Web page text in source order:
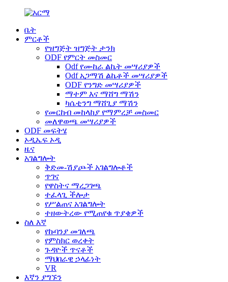
ቤት
ምርቶች
የዝግጅት ዝግጅት ታንክ
ODF የምርት መስመር
Odf የሙከራ ልኬት መሣሪያዎች
Odf አጋማሽ ልኬቶች መሣሪያዎች
ODF የንግድ መሣሪያዎች
ማተም እና ማሸግ ማሽን
ካሴቲንግ ማሸጊያ ማሽን
የመርከብ መከላከያ የማምረቻ መስመር
መለዋወጫ መሣሪያዎች
ODF መፍትሄ
ኦዲኤፍ ኦዲ
ዜና
አገልግሎት
ቅድመ-ሽያጮች አገልግሎቶች
ጥገና
የዋስትና ማረጋገጫ
ተፈላጊ ችሎታ
የሥልጠና አገልግሎት
ተዘውትረው የሚጠየቁ ጥያቄዎች
ስለ እኛ
የኩባንያ መገለጫ
የምስክር ወረቀት
ጉዳዮች ጥናቶች
ማህበራዊ ኃላፊነት
VR
እኛን ያግኙን